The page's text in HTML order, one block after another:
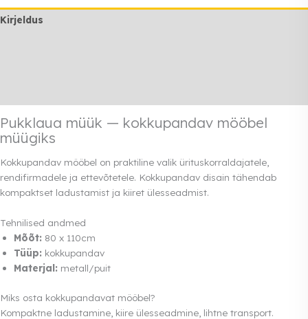
Kirjeldus
Pukklaua müük — kokkupandav mööbel
müügiks
Kokkupandav mööbel on praktiline valik ürituskorraldajatele,
rendifirmadele ja ettevõtetele. Kokkupandav disain tähendab
kompaktset ladustamist ja kiiret ülesseadmist.
Tehnilised andmed
Mõõt: 80 x 110cm
Tüüp: kokkupandav
Materjal: metall/puit
Miks osta kokkupandavat mööbel?
Kompaktne ladustamine, kiire ülesseadmine, lihtne transport.